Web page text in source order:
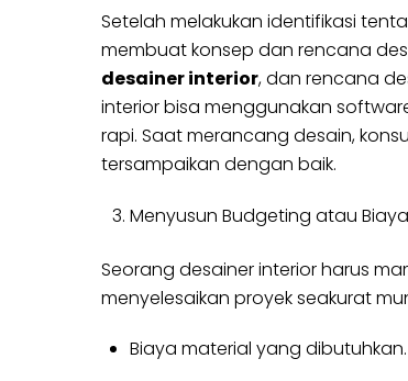
Setelah melakukan identifikasi
membuat konsep dan rencana
desainer interior, dan rencana
interior bisa menggunakan
rapi. Saat merancang desain,
tersampaikan dengan baik.
Menyusun Budgeting atau
Seorang desainer interior harus
menyelesaikan proyek seakurat
Biaya material yang dibutuhkan.